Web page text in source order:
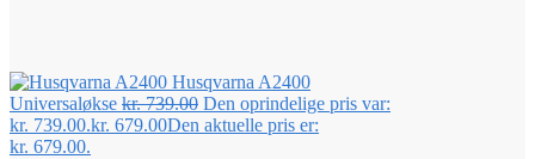
Husqvarna A2400
Universaløkse kr.739.00 Den oprindelige pris var:
kr. 739.00.kr. 679.00Den aktuelle pris er:
kr. 679.00.